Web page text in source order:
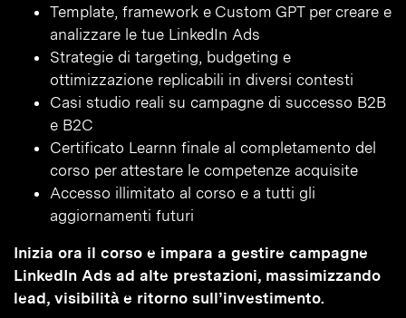
Template, framework e Custom GPT per creare e
analizzare le tue LinkedIn Ads
Strategie di targeting, budgeting e
ottimizzazione replicabili in diversi contesti
Casi studio reali su campagne di successo B2B
e B2C
Certificato Learnn finale al completamento del
corso per attestare le competenze acquisite
Accesso illimitato al corso e a tutti gli
aggiornamenti futuri
Inizia ora il corso e impara a gestire campagne
LinkedIn Ads ad alte prestazioni, massimizzando
lead, visibilità e ritorno sull’investimento.